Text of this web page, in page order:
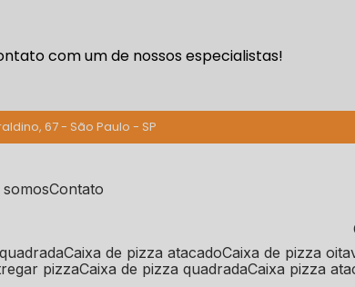
com um de nossos especialistas!
67 - São Paulo - SP
somos Contato
caixa de pizza atacado caixa de pizza
pizza caixa de pizza quadrada caixa pizza